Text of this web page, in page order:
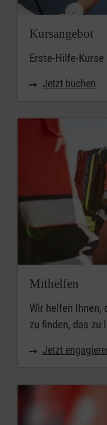
Kursangebot
Erste-Hilfe-Kurse
Jetzt buchen
Mithelfen
Wir helfen Ihnen,
zu finden, das zu
Jetzt